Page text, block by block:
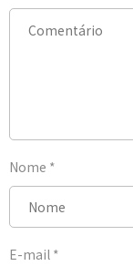
Nome *
E-mail *